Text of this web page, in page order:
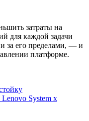
затраты на
для каждой задачи
за его пределами, — и
платформе.
System x